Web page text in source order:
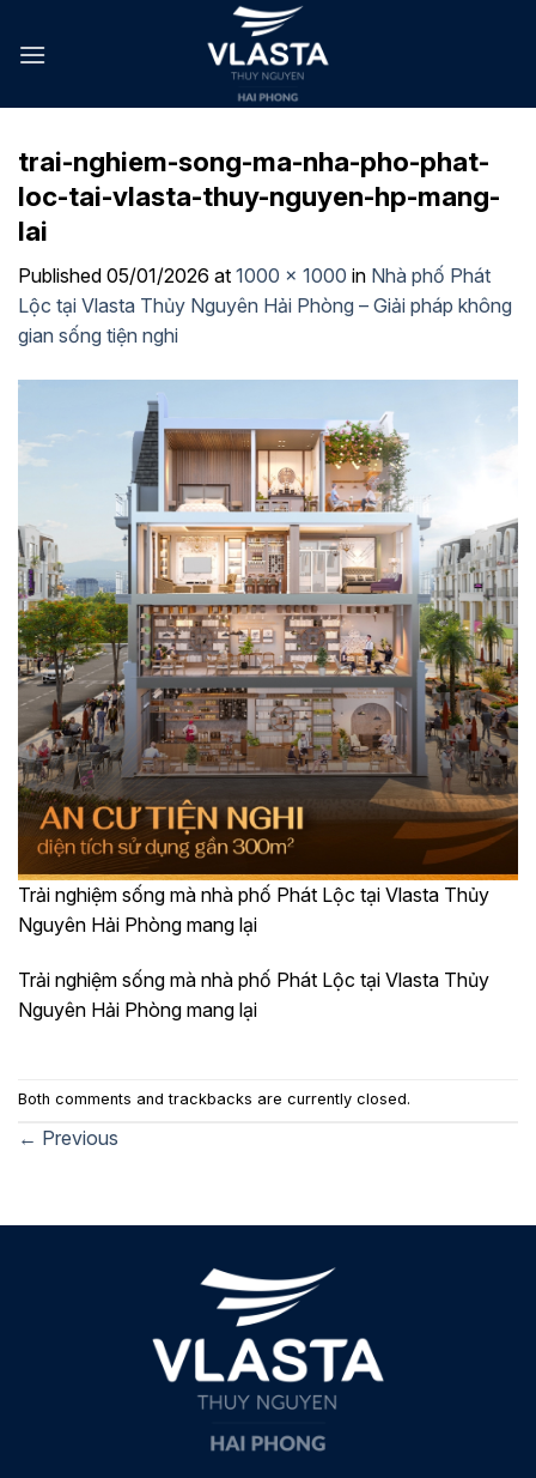
trai-nghiem-song-ma-nha-pho-phat-
loc-tai-vlasta-thuy-nguyen-hp-mang-
lai
Published 05/01/2026 at 1000 × 1000 in Nhà phố Phát
Lộc tại Vlasta Thủy Nguyên Hải Phòng – Giải pháp không
gian sống tiện nghi
Trải nghiệm sống mà nhà phố Phát Lộc tại Vlasta Thủy
Nguyên Hải Phòng mang lại
Trải nghiệm sống mà nhà phố Phát Lộc tại Vlasta Thủy
Nguyên Hải Phòng mang lại
Both comments and trackbacks are currently closed.
← Previous